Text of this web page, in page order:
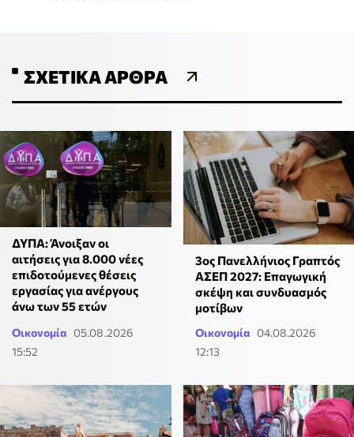
ΣΧΕΤΙΚΆ ΆΡΘΡΑ
ΔΥΠΑ: Άνοιξαν οι
αιτήσεις για 8.000 νέες
επιδοτούμενες θέσεις
εργασίας για ανέργους
άνω των 55 ετών
Οικονομία 05.08.2026
15:52
3ος Πανελλήνιος Γραπτός
ΑΣΕΠ 2027: Επαγωγική
σκέψη και συνδυασμός
μοτίβων
Οικονομία 04.08.2026
12:13